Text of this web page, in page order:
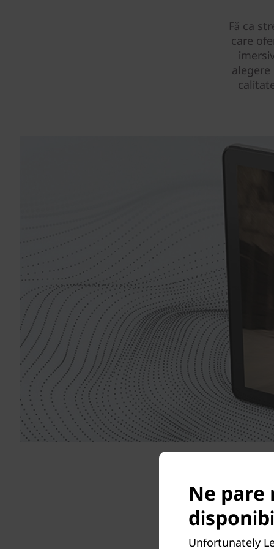
Fă ca
care
Google
Ne pare
Unfortunately